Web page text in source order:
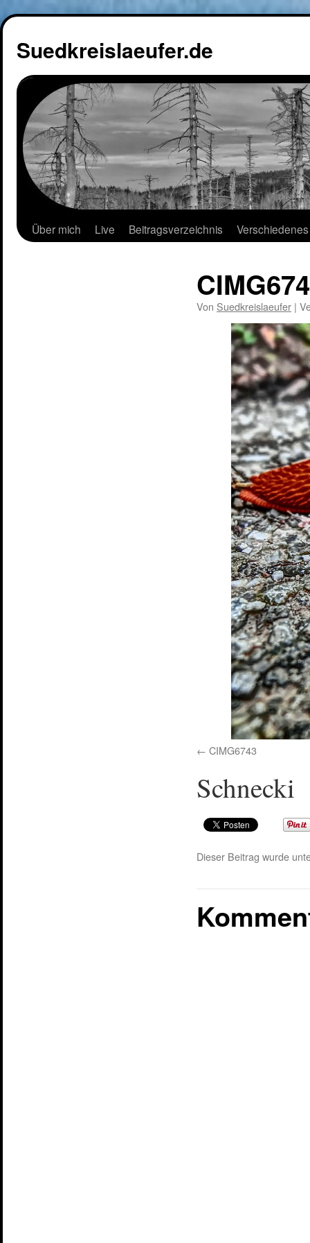
Suedkreislaeufer.de
Über mich Live Beitragsverzeichnis Verschiedenes
Von Suedkreislaeufer |
CIMG6743
Schnecki
Dieser Beitrag wurde